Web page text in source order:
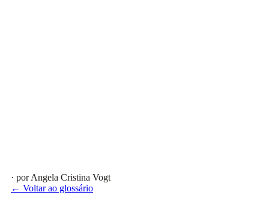
· por Angela Cristina Vogt
← Voltar ao glossário